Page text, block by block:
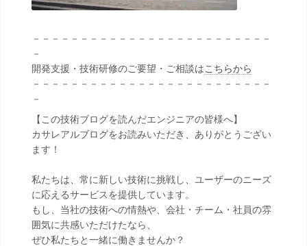
－－－－－－－－－－－－－－－－－－－－－－－－－
－
開発支援・技術研修のご要望・ご相談はこちらから
－－－－－－－－－－－－－－－－－－－－－－－－－
－
【この技術ブログを読んだエンジニアの皆様へ】
カサレアルブログをお読みいただき、ありがとうござい
ます！
私たちは、常に新しい技術に挑戦し、ユーザーのニーズ
に応えるサービスを提供しています。
もし、当社の技術への情熱や、会社・チーム・社員の雰
囲気に共感いただけたなら、
ぜひ私たちと一緒に働きませんか？